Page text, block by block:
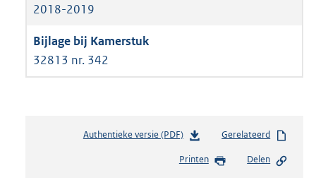
2018-2019
32813 nr. 342
Authentieke versie (PDF)b
s
Gerelateerd
Printen Delen